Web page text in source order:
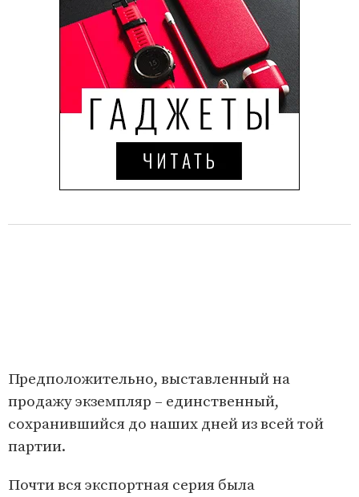
Предположительно, выставленный на
продажу экземпляр – единственный,
сохранившийся до наших дней из всей той
партии.
Почти вся экспортная серия была